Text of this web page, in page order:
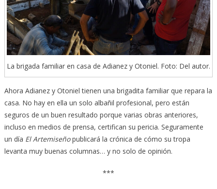
La brigada familiar en casa de Adianez y Otoniel. Foto: Del autor.
Ahora Adianez y Otoniel tienen una brigadita familiar que repara la
casa. No hay en ella un solo albañil profesional, pero están
seguros de un buen resultado porque varias obras anteriores,
incluso en medios de prensa, certifican su pericia. Seguramente
un día El Artemiseñopublicará la crónica de cómo su tropa
levanta muy buenas columnas… y no solo de opinión.
***